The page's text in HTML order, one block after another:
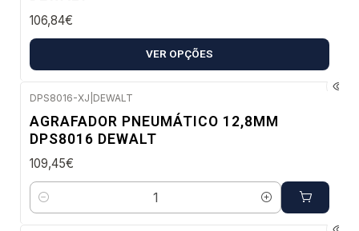
106,84€
VER OPÇÕES
DPS8016-XJ DEWALT
AGRAFADOR PNEUMÁTICO 12,8MM
DPS8016 DEWALT
109,45€
Quantidade